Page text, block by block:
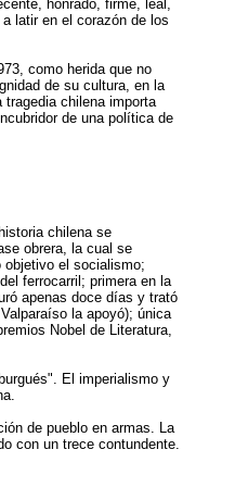
honrado, firme, leal,
latir en el corazón de los
como herida que no
de su cultura, en la
chilena importa
de una política de
chilena se
obrera, la cual se
objetivo el socialismo;
ferrocarril; primera en la
apenas doce días y trató
la apoyó); única
Nobel de Literatura,
El imperialismo y
de pueblo en armas. La
con un trece contundente.